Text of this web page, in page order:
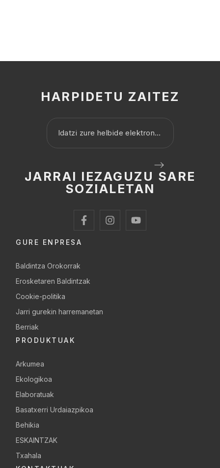
HARPIDETU ZAITEZ
JARRAI IEZAGUZU SARE
SOZIALETAN
GURE ENPRESA
Baldintza Orokorrak
Erosketaren Baldintzak
Cookie-politika
Jarri gurekin harremanetan
Berriak
PRODUKTUAK
Arkumea
Ekologikoa
Elaboratuak
Basatxerri Urdaiazpikoa
Behikia
ESKAINTZAK
Txahala